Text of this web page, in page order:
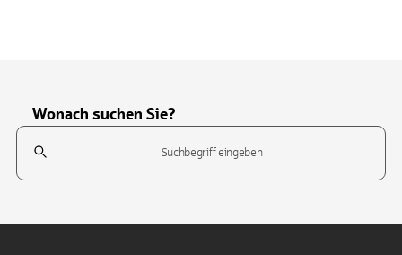
Wonach suchen Sie?
Suchfeld